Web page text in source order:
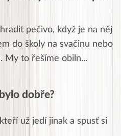
pečivo, když je na něj
do školy na svačinu nebo
My to řešíme obiln...
dobře?
už jedí jinak a spusť si